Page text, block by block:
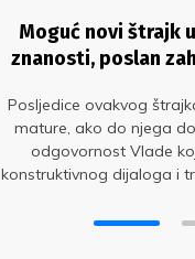
Moguć novi štrajk
znanosti, poslan
Posljedice ovakvog
mature, ako do njega
odgovornost Vlade
konstruktivnog dijaloga i